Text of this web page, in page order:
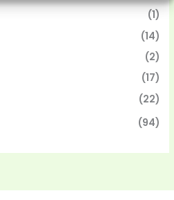
(1)
(14)
(2)
(17)
(22)
(94)